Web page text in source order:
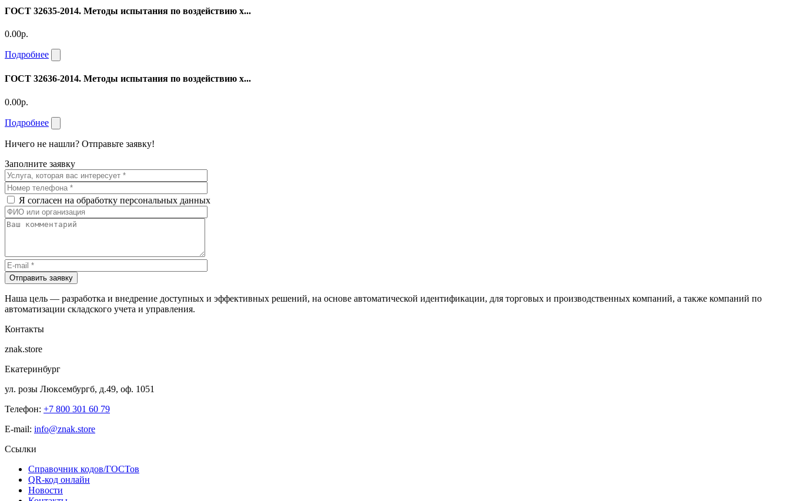
ГОСТ 32635-2014. Методы испытания по воздействию х...
0.00р.
Подробнее
ГОСТ 32636-2014. Методы испытания по воздействию х...
0.00р.
Подробнее
Ничего не нашли? Отправьте заявку!
Заполните заявку
Я согласен на обработку персональных данных
Отправить заявку
Наша цель — разработка и внедрение доступных и эффективных решений, на основе автоматической идентификации, для торговых и производственных компаний, а также компаний по
автоматизации складского учета и управления.
Контакты
znak.store
Екатеринбург
ул. розы Люксембургб, д.49, оф. 1051
Телефон: +7 800 301 60 79
E-mail: info@znak.store
Ссылки
Справочник кодов/ГОСТов
QR-код онлайн
Новости